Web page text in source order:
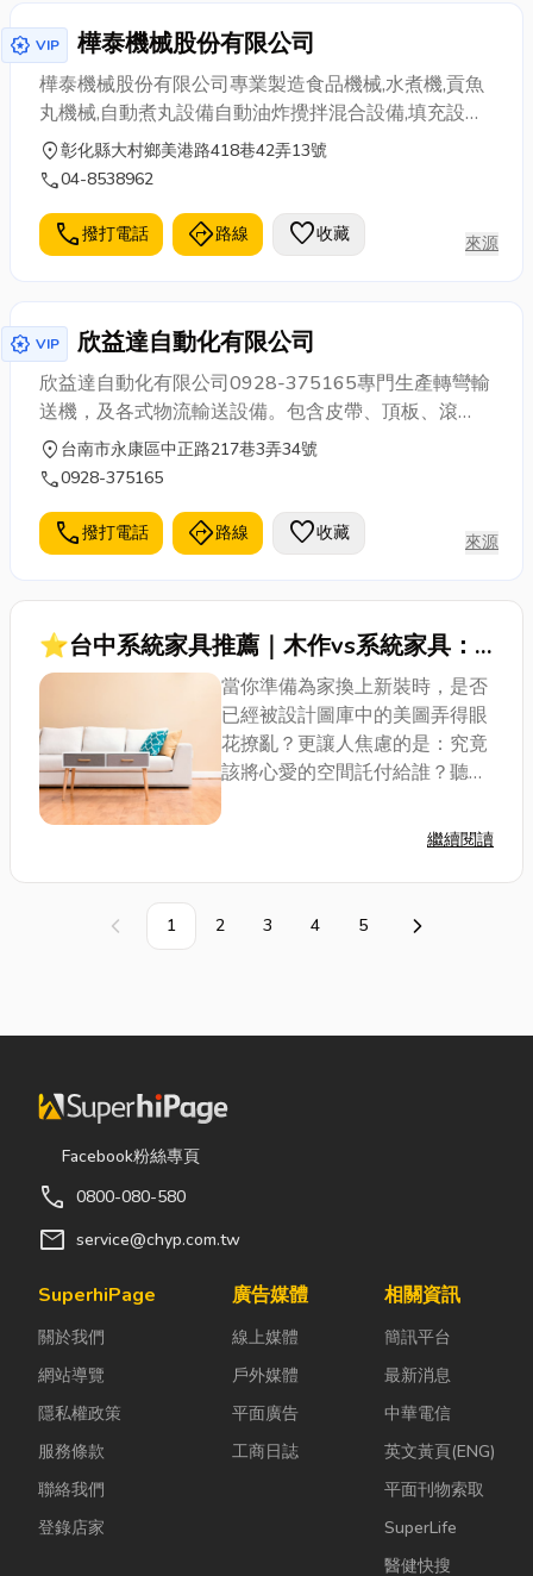
award_star VIP 樺泰機械股份有限公司
樺泰機械股份有限公司專業製造食品機械,水煮機,貢魚
丸機械,自動煮丸設備自動油炸攪拌混合設備,填充設備,
油炸設備,大型果汁機
location_on彰化縣大村鄉美港路418巷42弄13號
call04-8538962
call撥打電話 directions路線 favorite收藏 來源
award_star VIP 欣益達自動化有限公司
欣益達自動化有限公司0928-375165專門生產轉彎輸
送機，及各式物流輸送設備。包含皮帶、頂板、滾
筒、擱板、鐵帶、網帶、鍊條式、自流式等各式輸送
機樣式。完善整廠規劃，規格尺寸客製化，機件模組
品質穩定有保障。
location_on 台南市永康區中正路217巷3弄34號
call0928-375165
call撥打電話 directions路線 favorite收藏 來源
⭐台中系統家具推薦｜木作vs系統家具：
一次搞懂三種裝潢模式的差在哪？
當你準備為家換上新裝時，是否
已經被設計圖庫中的美圖弄得眼
花撩亂？更讓人焦慮的是：究竟
該將心愛的空間託付給誰？聽說
宜，但這些說法都是正確的嗎？
麼，跟木作家具又有什麼差別？
文末小編也會分享...
繼續閱讀
上一頁 1 2 3 4 5 下一頁
Facebook粉絲專頁
call 0800-080-580
mail service@chyp.com.tw
SuperhiPage
關於我們
網站導覽
隱私權政策
服務條款
聯絡我們
登錄店家
廣告媒體
線上媒體
戶外媒體
平面廣告
工商日誌
相關資訊
簡訊平台
最新消息
中華電信
英文黃頁(ENG)
平面刊物索取
SuperLife
醫健快搜